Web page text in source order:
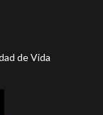
de Vida